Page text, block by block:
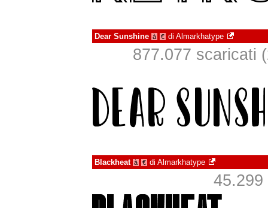
Dear Sunshine à € di Almarkhatype
877.077 scaricati
Blackheat à € di Almarkhatype
45.299